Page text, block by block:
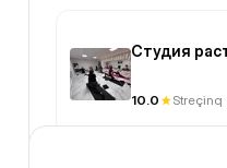
Студия
10.0 Streçinq